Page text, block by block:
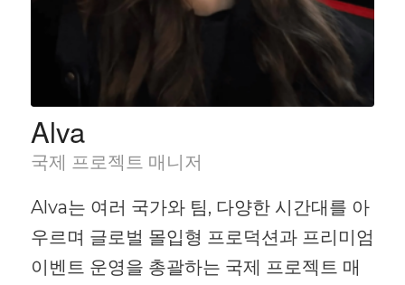
Alva
국제 프로젝트 매니저
Alva는 여러 국가와 팀, 다양한 시간대를 아
우르며 글로벌 몰입형 프로덕션과 프리미엄
이벤트 운영을 총괄하는 국제 프로젝트 매